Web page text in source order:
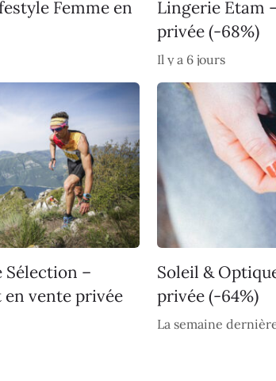
Femme en
Lingerie Etam
privée (-68%)
Il y a 6 jours
Sélection –
en vente privée
Soleil &
privée (-64%)
La semaine